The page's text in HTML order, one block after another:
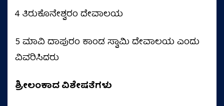
4 ತಿರುಕೊನೇಶ್ವರಂ ದೇವಾಲಯ
5 ಮಾವಿ ದಾಪುರಂ ಕಾಂಡ ಸ್ವಾಮಿ ದೇವಾಲಯ ಎಂದು
ವಿವರಿಸಿದರು
ಶ್ರೀಲಂಕಾದ ವಿಶೇಷತೆಗಳು